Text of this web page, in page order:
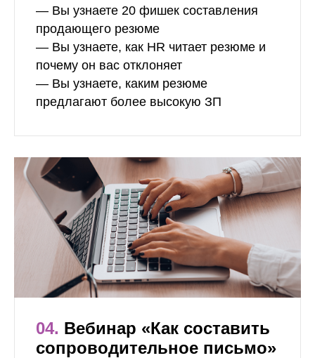
— Вы узнаете 20 фишек составления
продающего резюме
— Вы узнаете, как HR читает резюме и
почему он вас отклоняет
— Вы узнаете, каким резюме
предлагают более высокую ЗП
04. Вебинар «Как составить
сопроводительное письмо»